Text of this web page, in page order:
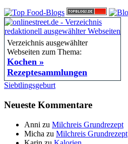
Verzeichnis ausgewählter
Webseiten zum Thema:
Kochen »
Rezeptesammlungen
Siebtlingsgeburt
Neueste Kommentare
Anni zu Milchreis Grundrezept
Micha zu Milchreis Grundrezept